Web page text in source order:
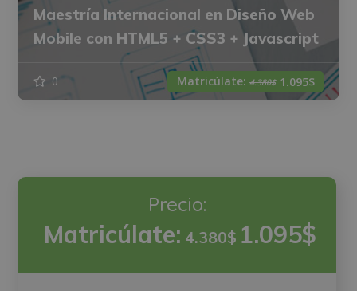
Maestría Internacional en Diseño Web
Mobile con HTML5 + CSS3 + Javascript
0 Matricúlate:4.380$ 1.095$
Precio:
Matricúlate:4.380$ 1.095$